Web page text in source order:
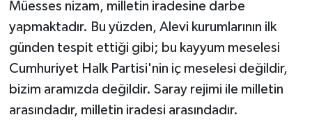
Müesses nizam, milletin iradesine darbe
yapmaktadır. Bu yüzden, Alevi kurumlarının ilk
günden tespit ettiği gibi; bu kayyum meselesi
Cumhuriyet Halk Partisi'nin iç meselesi değildir,
bizim aramızda değildir. Saray rejimi ile milletin
arasındadır, milletin iradesi arasındadır.